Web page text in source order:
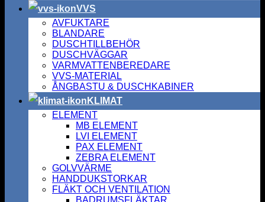
VVS
AVFUKTARE
BLANDARE
DUSCHTILLBEHÖR
DUSCHVÄGGAR
VARMVATTENBEREDARE
VVS-MATERIAL
ÅNGBASTU & DUSCHKABINER
KLIMAT
ELEMENT
MB ELEMENT
LVI ELEMENT
PAX ELEMENT
ZEBRA ELEMENT
GOLVVÄRME
HANDDUKSTORKAR
FLÄKT OCH VENTILATION
BADRUMSFLÄKTAR